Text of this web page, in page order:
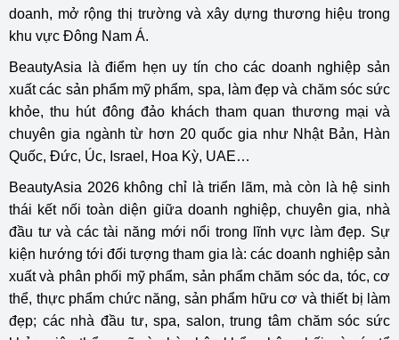
doanh, mở rộng thị trường và xây dựng thương hiệu trong
khu vực Đông Nam Á.
BeautyAsia là điểm hẹn uy tín cho các doanh nghiệp sản
xuất các sản phẩm mỹ phẩm, spa, làm đẹp và chăm sóc sức
khỏe, thu hút đông đảo khách tham quan thương mại và
chuyên gia ngành từ hơn 20 quốc gia như Nhật Bản, Hàn
Quốc, Đức, Úc, Israel, Hoa Kỳ, UAE…
BeautyAsia 2026 không chỉ là triển lãm, mà còn là hệ sinh
thái kết nối toàn diện giữa doanh nghiệp, chuyên gia, nhà
đầu tư và các tài năng mới nổi trong lĩnh vực làm đẹp. Sự
kiện hướng tới đối tượng tham gia là: các doanh nghiệp sản
xuất và phân phối mỹ phẩm, sản phẩm chăm sóc da, tóc, cơ
thể, thực phẩm chức năng, sản phẩm hữu cơ và thiết bị làm
đẹp; các nhà đầu tư, spa, salon, trung tâm chăm sóc sức